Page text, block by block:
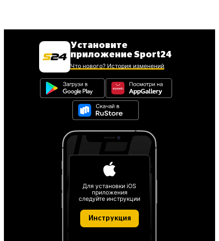
Установите
приложение Sport24
Что нового? История изменений
Для установки iOS
приложения
следуйте инструкции
Инструкция